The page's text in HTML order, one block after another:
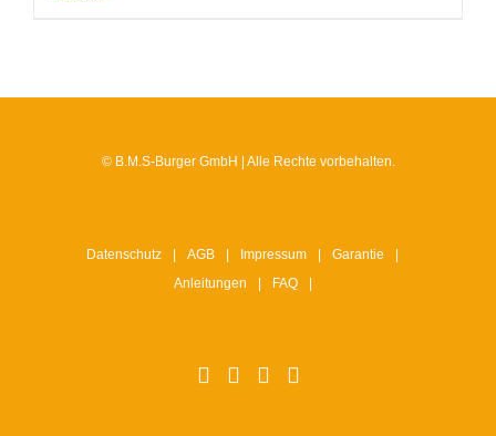
© B.M.S-Burger GmbH | Alle Rechte vorbehalten.
Datenschutz AGB Impressum
Garantie
Anleitungen
FAQ